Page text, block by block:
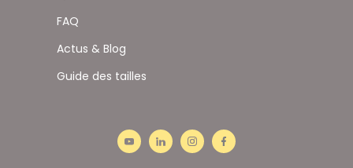
FAQ
Actus & Blog
Guide des tailles